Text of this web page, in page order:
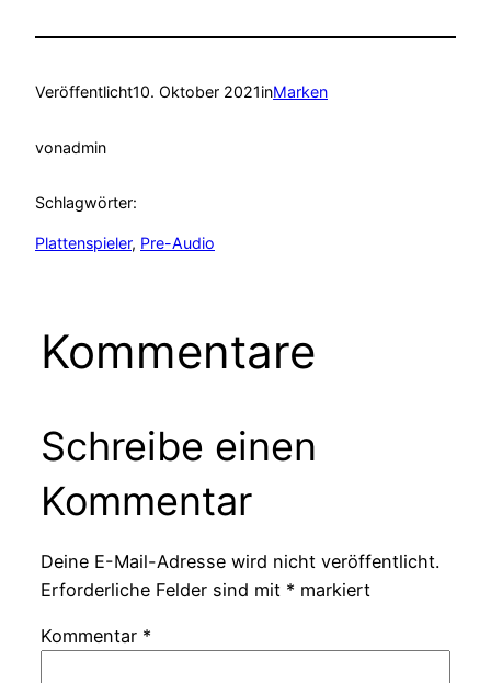
Veröffentlicht10. Oktober 2021inMarken
vonadmin
Schlagwörter:
Plattenspieler, Pre-Audio
Kommentare
Schreibe einen
Kommentar
Deine E-Mail-Adresse wird nicht veröffentlicht.
Erforderliche Felder sind mit * markiert
Kommentar *